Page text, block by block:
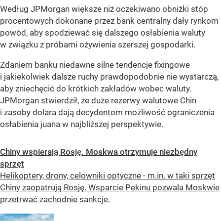
Według JPMorgan większe niż oczekiwano obniżki stóp
procentowych dokonane przez bank centralny dały rynkom
powód, aby spodziewać się dalszego osłabienia waluty
w związku z próbami ożywienia szerszej gospodarki.
Zdaniem banku niedawne silne tendencje fixingowe
i jakiekolwiek dalsze ruchy prawdopodobnie nie wystarczą,
aby zniechęcić do krótkich zakładów wobec waluty.
JPMorgan stwierdził, że duże rezerwy walutowe Chin
i zasoby dolara dają decydentom możliwość ograniczenia
osłabienia juana w najbliższej perspektywie.
Chiny wspierają Rosję. Moskwa otrzymuje niezbędny
sprzęt
Helikoptery, drony, celowniki optyczne - m.in. w taki sprzęt
Chiny zaopatrują Rosję. Wsparcie Pekinu pozwala Moskwie
przetrwać zachodnie sankcje.